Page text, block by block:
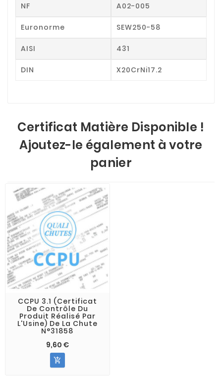
NF A02-005
Euronorme SEW250-58
AISI 431
DIN X20CrNi17.2
Certificat Matière Disponible !
Ajoutez-le également à votre
panier
CCPU 3.1 (Certificat
De Contrôle Du
Produit Réalisé Par
L'Usine) De La Chute
N°31858
9,60 €
